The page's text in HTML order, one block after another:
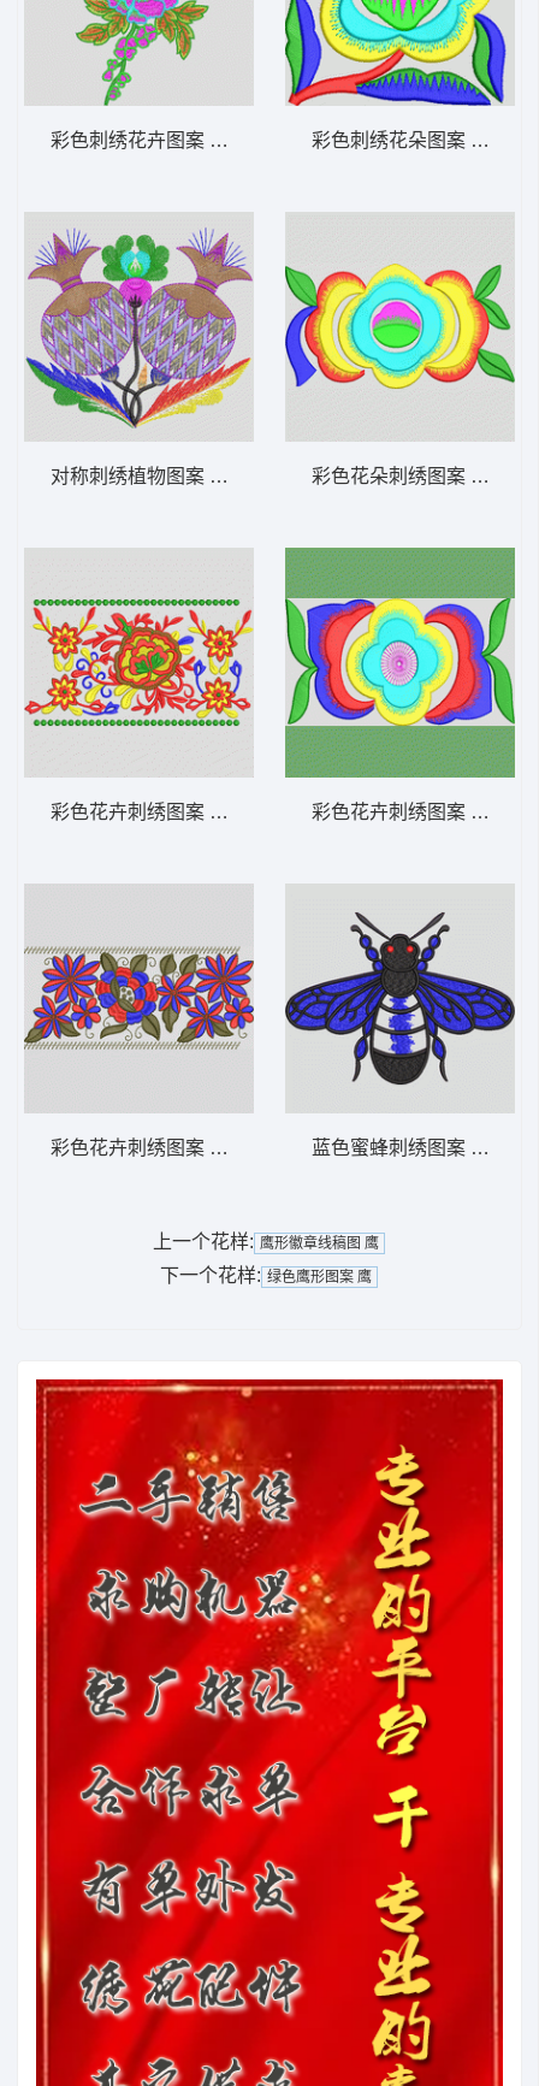
彩色刺绣花卉图案 靓花
对称刺绣植物图案 水果
彩色花卉刺绣图案 条形
彩色花卉刺绣图案 抽象
彩色刺绣花朵图案 简单花
彩色花朵刺绣图案 简单花
彩色花卉刺绣图案 简单花
蓝色蜜蜂刺绣图案 蜜蜂
上一个花样: 鹰形徽章线稿图 鹰
下一个花样: 绿色鹰形图案 鹰